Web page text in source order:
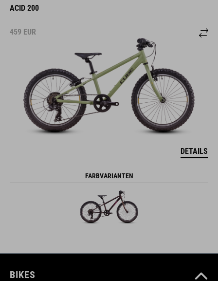
ACID 200
459 EUR
DETAILS
FARBVARIANTEN
BIKES